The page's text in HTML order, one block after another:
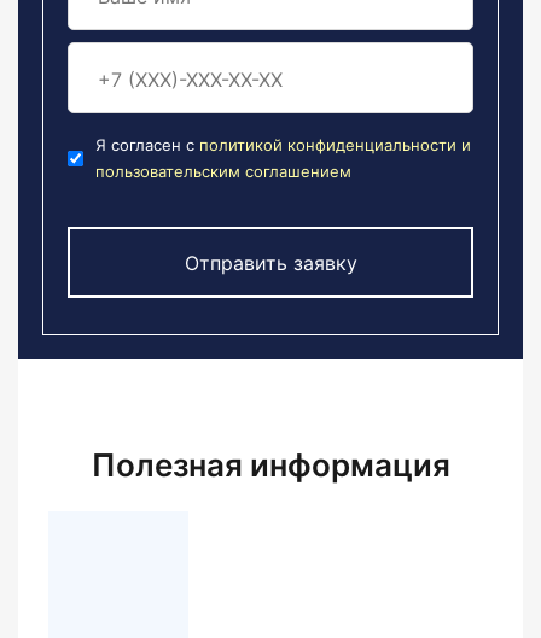
Я согласен с политикой конфиденциальности и
пользовательским соглашением
Полезная информация